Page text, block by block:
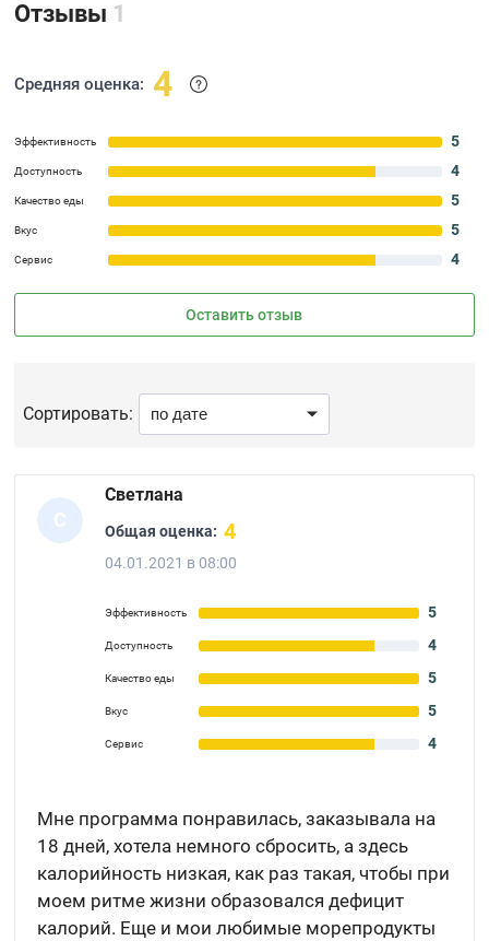
Отзывы 1
Средняя оценка: 4
Эффективность 5
Доступность 4
Качество еды 5
Вкус 5
Сервис 4
Оставить отзыв
Сортировать:
С
Светлана
Общая оценка: 4
04.01.2021 в 08:00
Эффективность 5
Доступность 4
Качество еды 5
Вкус 5
Сервис 4
Мне программа понравилась, заказывала на
18 дней, хотела немного сбросить, а здесь
калорийность низкая, как раз такая, чтобы при
моем ритме жизни образовался дефицит
калорий. Еще и мои любимые морепродукты